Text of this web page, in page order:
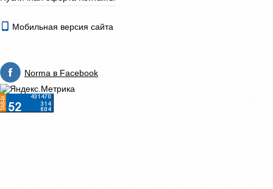
Мобильная версия сайта
Norma в Facebook